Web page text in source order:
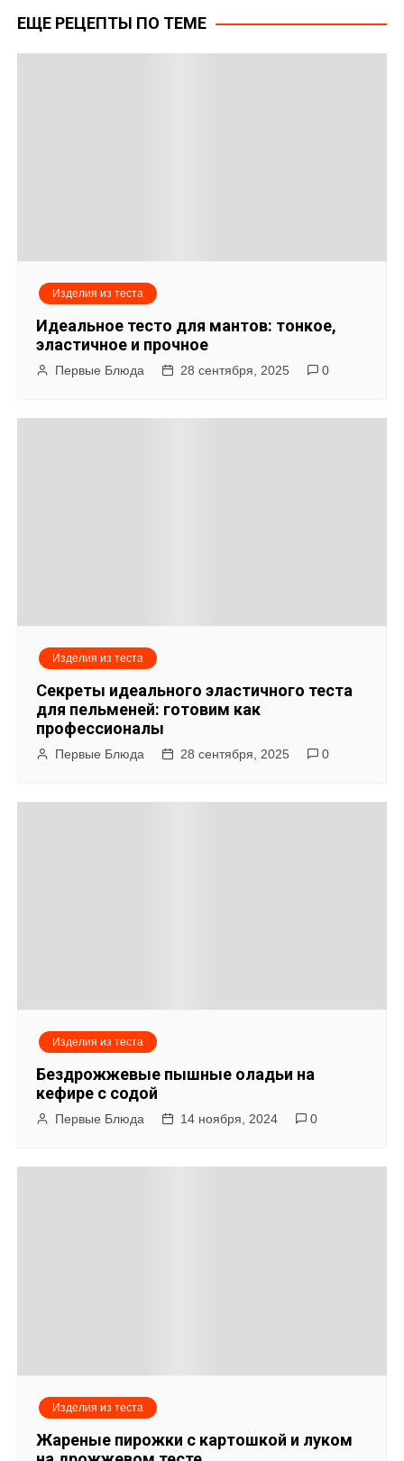
в
м
ЕЩЕ РЕЦЕПТЫ ПО ТЕМЕ
Изделия из теста
Идеальное тесто для мантов: тонкое,
эластичное и прочное
Первые Блюда 28 сентября, 2025 0
Изделия из теста
Секреты идеального эластичного теста
для пельменей: готовим как
профессионалы
Первые Блюда 28 сентября, 2025 0
Изделия из теста
Бездрожжевые пышные оладьи на
кефире с содой
Первые Блюда 14 ноября, 2024 0
Изделия из теста
Жареные пирожки с картошкой и луком